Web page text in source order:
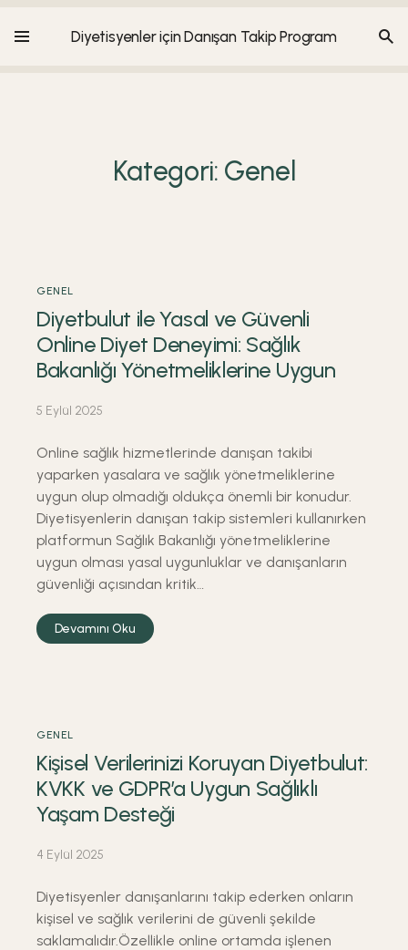
Diyetisyenler için Danışan Takip Program
Kategori: Genel
GENEL
Diyetbulut ile Yasal ve Güvenli
Online Diyet Deneyimi: Sağlık
Bakanlığı Yönetmeliklerine Uygun
5 Eylül 2025
Online sağlık hizmetlerinde danışan takibi
yaparken yasalara ve sağlık yönetmeliklerine
uygun olup olmadığı oldukça önemli bir konudur.
Diyetisyenlerin danışan takip sistemleri kullanırken
platformun Sağlık Bakanlığı yönetmeliklerine
uygun olması yasal uygunluklar ve danışanların
güvenliği açısından kritik…
Devamını Oku
GENEL
Kişisel Verilerinizi Koruyan Diyetbulut:
KVKK ve GDPR’a Uygun Sağlıklı
Yaşam Desteği
4 Eylül 2025
Diyetisyenler danışanlarını takip ederken onların
kişisel ve sağlık verilerini de güvenli şekilde
saklamalıdır.Özellikle online ortamda işlenen